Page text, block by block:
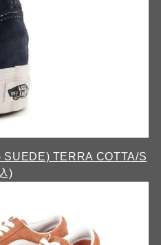
SUEDE) TERRA COTTA/S
)